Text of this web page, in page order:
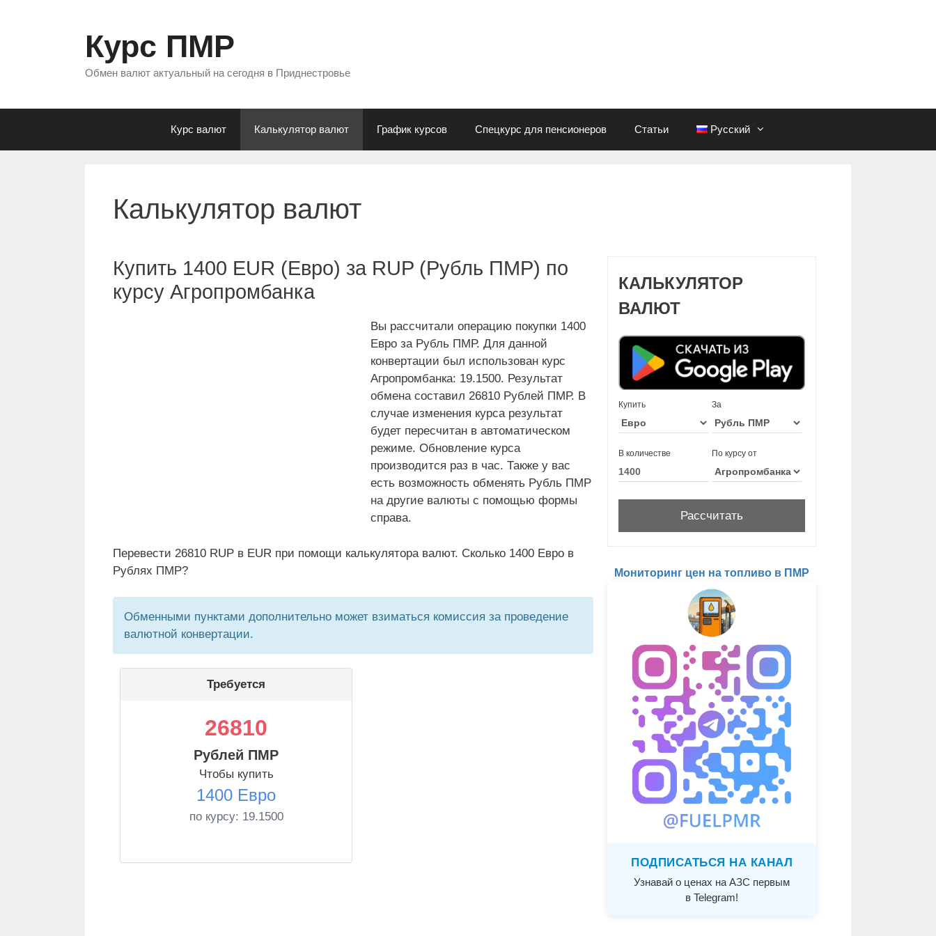
Курс ПМР
Обмен валют актуальный на сегодня в Приднестровье
Курс валют Калькулятор валют График курсов Спецкурс для пенсионеров Статьи Русский
Калькулятор валют
Купить 1400 EUR (Евро) за RUP (Рубль ПМР) по
курсу Агропромбанка
Вы рассчитали операцию покупки 1400
Евро за Рубль ПМР. Для данной
конвертации был использован курс
Агропромбанка: 19.1500. Результат
обмена составил 26810 Рублей ПМР. В
случае изменения курса результат
будет пересчитан в автоматическом
режиме. Обновление курса
производится раз в час. Также у вас
есть возможность обменять Рубль ПМР
на другие валюты с помощью формы
справа.
Перевести 26810 RUP в EUR при помощи калькулятора валют. Сколько 1400 Евро в
Рублях ПМР?
Обменными пунктами дополнительно может взиматься комиссия за проведение
валютной конвертации.
Требуется
26810
Рублей ПМР
Чтобы купить
1400 Евро
по курсу: 19.1500
КАЛЬКУЛЯТОР
ВАЛЮТ
Купить За
В количестве По курсу от
Мониторинг цен на топливо в ПМР
ПОДПИСАТЬСЯ НА КАНАЛ
Узнавай о ценах на АЗС первым
в Telegram!